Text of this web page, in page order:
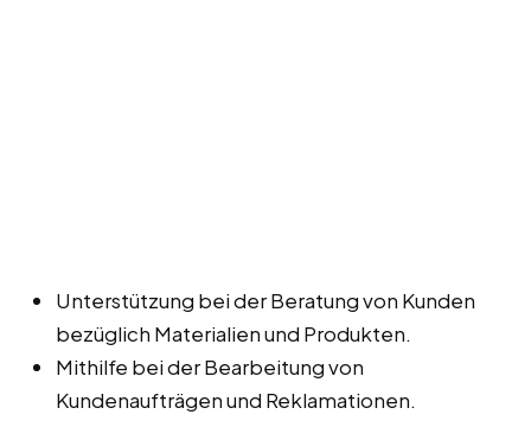
Unterstützung bei der Beratung von Kunden
bezüglich Materialien und Produkten.
Mithilfe bei der Bearbeitung von
Kundenaufträgen und Reklamationen.